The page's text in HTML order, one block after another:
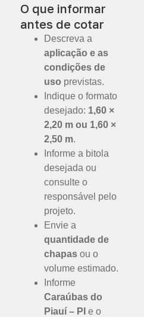
O que informar
antes de cotar
Descreva a
aplicação e as
condições de
uso previstas.
Indique o formato
desejado: 1,60 ×
2,20 m ou 1,60 ×
2,50 m.
Informe a bitola
desejada ou
consulte o
responsável pelo
projeto.
Envie a
quantidade de
chapas ou o
volume estimado.
Informe
Caraúbas do
Piauí – PI e o